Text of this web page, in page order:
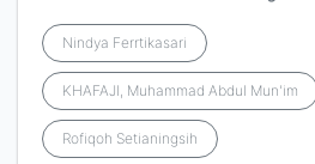
Nindya Ferrtikasari
KHAFAJI, Muhammad Abdul Mun'im
Rofiqoh Setianingsih